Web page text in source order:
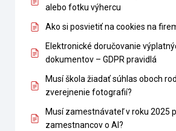
alebo fotku výhercu
Ako si posvietiť na cookies na
Elektronické doručovanie
dokumentov – GDPR pravidlá
Musí škola žiadať súhlas oboch
zverejnenie fotografií?
Musí zamestnávateľ v roku 2025
zamestnancov o AI?